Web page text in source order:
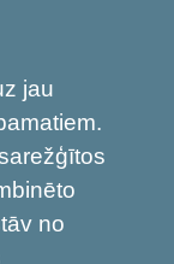
jau
no